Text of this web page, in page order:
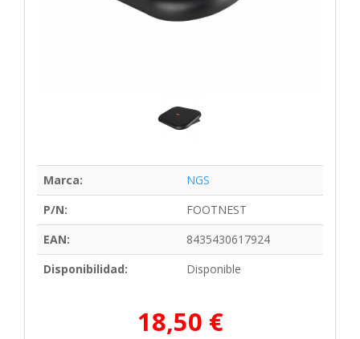
Marca:
NGS
P/N:
FOOTNEST
EAN:
8435430617924
Disponibilidad:
Disponible
18,50 €